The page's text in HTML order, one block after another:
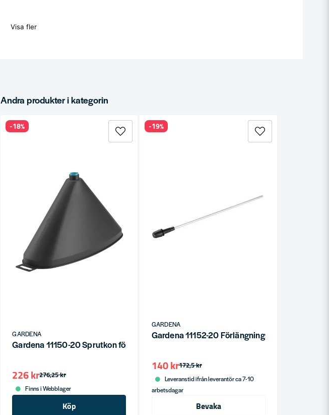
Visa fler
Andra produkter i kategorin
GARDENA
Gardena 11150-20 Sprutkon för Tryckspruta
276,25 kr
226 kr
Finns i Webblager
Köp
-18%
GARDENA
Gardena 11152-20 Förlängningsrör
172,5 kr
140 kr
Leveranstid ifrån leverantör ca 7-10
arbetsdagar
Bevaka
-19%